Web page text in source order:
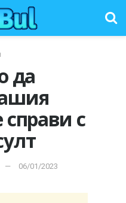
да
справи с
06/01/2023